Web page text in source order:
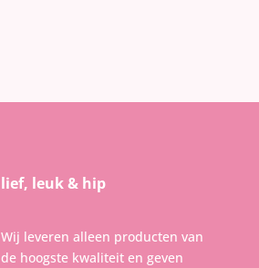
lief, leuk & hip
Wij leveren alleen producten van
de hoogste kwaliteit en geven